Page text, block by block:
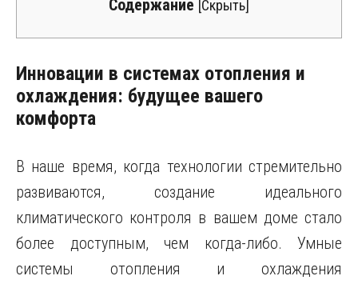
Содержание [Скрыть]
Инновации в системах отопления и
охлаждения: будущее вашего
комфорта
В наше время, когда технологии стремительно
развиваются, создание идеального
климатического контроля в вашем доме стало
более доступным, чем когда-либо. Умные
системы отопления и охлаждения